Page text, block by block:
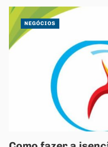
NEGÓCIOS